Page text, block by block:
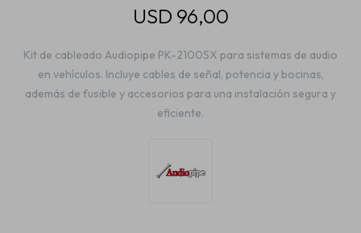
USD 96,00
Kit de cableado Audiopipe PK-2100SX para sistemas de audio
en vehículos. Incluye cables de señal, potencia y bocinas,
además de fusible y accesorios para una instalación segura y
eficiente.